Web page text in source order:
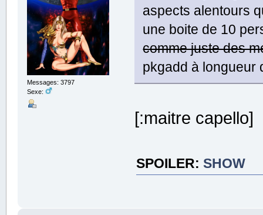
Messages: 3797
Sexe:
aspects alentours
une boite de 10
comme juste des
pkgadd à longueur
[:maitre capello]
SPOILER: SHOW